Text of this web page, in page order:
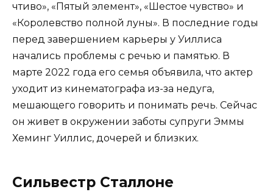
чтиво», «Пятый элемент», «Шестое чувство» и
«Королевство полной луны». В последние годы
перед завершением карьеры у Уиллиса
начались проблемы с речью и памятью. В
марте 2022 года его семья объявила, что актер
уходит из кинематографа из-за недуга,
мешающего говорить и понимать речь. Сейчас
он живет в окружении заботы супруги Эммы
Хеминг Уиллис, дочерей и близких.
Сильвестр Сталлоне